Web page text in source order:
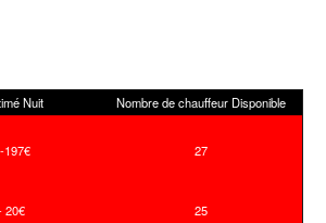
Nuit
Nombre de chauffeur Disponible
197€ 27
20€ 25